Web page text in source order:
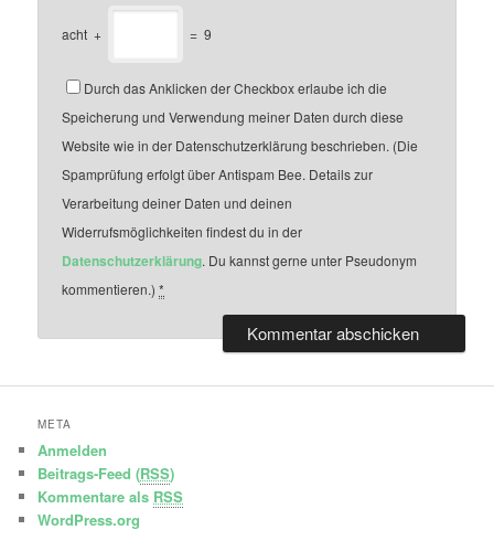
acht + = 9
Durch das Anklicken der Checkbox erlaube ich die
Speicherung und Verwendung meiner Daten durch diese
Website wie in der Datenschutzerklärung beschrieben. (Die
Spamprüfung erfolgt über Antispam Bee. Details zur
Verarbeitung deiner Daten und deinen
Widerrufsmöglichkeiten findest du in der
Datenschutzerklärung. Du kannst gerne unter Pseudonym
kommentieren.)*
META
Anmelden
Beitrags-Feed (RSS)
Kommentare als RSS
WordPress.org